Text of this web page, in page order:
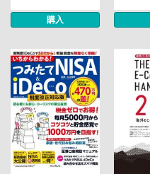
購入